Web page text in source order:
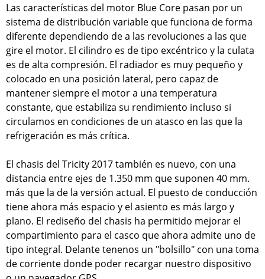
Las características del motor Blue Core pasan por un
sistema de distribución variable que funciona de forma
diferente dependiendo de a las revoluciones a las que
gire el motor. El cilindro es de tipo excéntrico y la culata
es de alta compresión. El radiador es muy pequeño y
colocado en una posición lateral, pero capaz de
mantener siempre el motor a una temperatura
constante, que estabiliza su rendimiento incluso si
circulamos en condiciones de un atasco en las que la
refrigeración es más crítica.
El chasis del Tricity 2017 también es nuevo, con una
distancia entre ejes de 1.350 mm que suponen 40 mm.
más que la de la versión actual. El puesto de conducción
tiene ahora más espacio y el asiento es más largo y
plano. El rediseño del chasis ha permitido mejorar el
compartimiento para el casco que ahora admite uno de
tipo integral. Delante tenenos un "bolsillo" con una toma
de corriente donde poder recargar nuestro dispositivo